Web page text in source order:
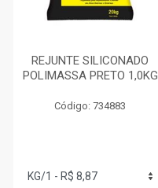
REJUNTE SILICONADO
POLIMASSA PRETO 1,0KG
Código: 734883